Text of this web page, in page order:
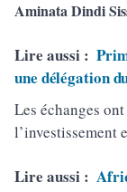
Aminata Dindi
Lire aussi :
une délégation
Les échanges
l’investissement
Lire aussi :